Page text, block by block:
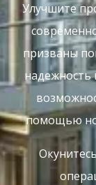
Улучшите
призваны
надежность
помощью